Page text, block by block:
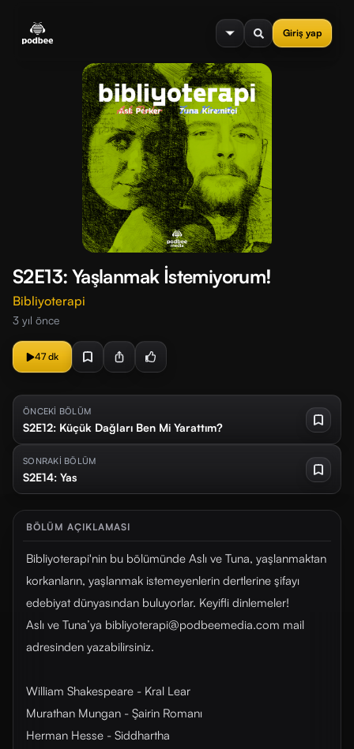
Giriş yap
menu
S2E13: Yaşlanmak İstemiyorum!
Bibliyoterapi
3 yıl önce
47 dk
ÖNCEKİ BÖLÜM
S2E12: Küçük Dağları Ben Mi Yarattım?
SONRAKİ BÖLÜM
S2E14: Yas
BÖLÜM AÇIKLAMASI
Bibliyoterapi'nin bu bölümünde Aslı ve Tuna, yaşlanmaktan
korkanların, yaşlanmak istemeyenlerin dertlerine şifayı
edebiyat dünyasından buluyorlar. Keyifli dinlemeler!
Aslı ve Tuna’ya bibliyoterapi@podbeemedia.com mail
adresinden yazabilirsiniz.
William Shakespeare - Kral Lear
Murathan Mungan - Şairin Romanı
Herman Hesse - Siddhartha